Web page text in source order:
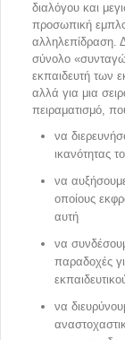
διαλόγου και
προσωπική
αλληλεπίδραση.
σύνολο
εκπαιδευτή των
αλλά για μια
πειραματισμό,
να
ικανότητας
να
οποίους
αυτή
να
παραδοχές
να